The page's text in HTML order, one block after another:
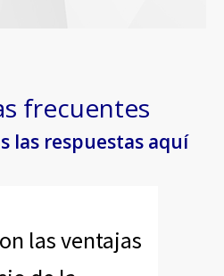
frecuentes
las respuestas aquí
las ventajas